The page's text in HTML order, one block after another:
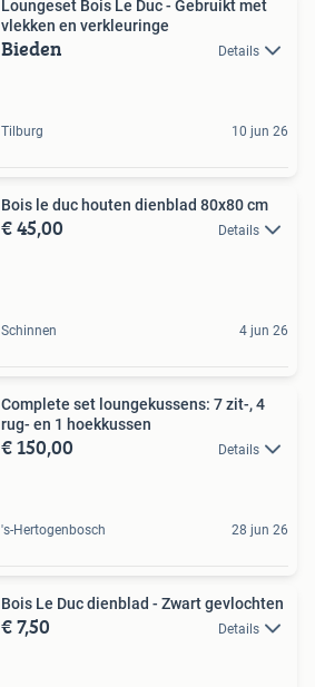
Loungeset Bois Le Duc - Gebruikt met
vlekken en verkleuringe
Bieden Details
Tilburg 10 jun 26
Bois le duc houten dienblad 80x80 cm
€ 45,00 Details
Schinnen 4 jun 26
Complete set loungekussens: 7 zit-, 4
rug- en 1 hoekkussen
€ 150,00 Details
's-Hertogenbosch 28 jun 26
Bois Le Duc dienblad - Zwart gevlochten
€ 7,50 Details